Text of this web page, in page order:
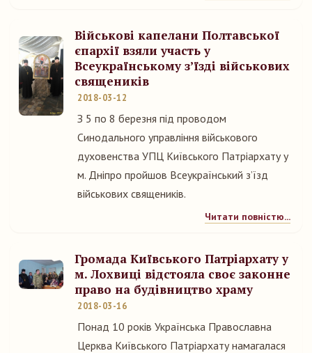
Військові капелани Полтавської
єпархії взяли участь у
Всеукраїнському з’їзді військових
священиків
2018-03-12
З 5 по 8 березня під проводом
Синодального управління військового
духовенства УПЦ Київського Патріархату у
м. Дніпро пройшов Всеукраїнський з’їзд
військових священиків.
Читати повністю...
Громада Київського Патріархату у
м. Лохвиці відстояла своє законне
право на будівництво храму
2018-03-16
Понад 10 років Українська Православна
Церква Київського Патріархату намагалася